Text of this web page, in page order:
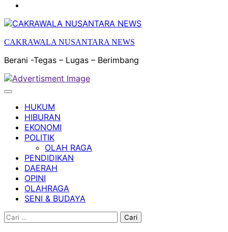
BUDAYA
CAKRAWALA NUSANTARA NEWS
Berani -Tegas – Lugas – Berimbang
HUKUM
HIBURAN
EKONOMI
POLITIK
OLAH RAGA
PENDIDIKAN
DAERAH
OPINI
OLAHRAGA
SENI & BUDAYA
Cari